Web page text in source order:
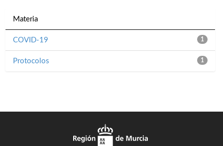
Materia
1
COVID-19
1
Protocolos